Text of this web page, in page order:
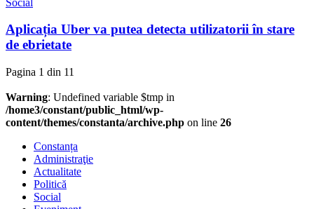
Aplicația Uber va putea detecta utilizatorii în stare
de ebrietate
Pagina 1 din 11
Warning: Undefined variable $tmp in
/home3/constant/public_html/wp-
content/themes/constanta/archive.php on line 26
Constanța
Administraţie
Actualitate
Politică
Social